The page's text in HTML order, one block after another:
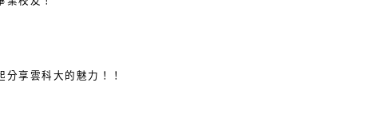
享雲科大的魅力！！